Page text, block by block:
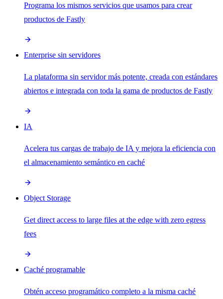
Programa los mismos servicios que usamos para crear
productos de Fastly
Enterprise sin servidores
La plataforma sin servidor más potente, creada con estándares
abiertos e integrada con toda la gama de productos de Fastly
IA
Acelera tus cargas de trabajo de IA y mejora la eficiencia con
el almacenamiento semántico en caché
Object Storage
Get direct access to large files at the edge with zero egress
fees
Caché programable
Obtén acceso programático completo a la misma caché